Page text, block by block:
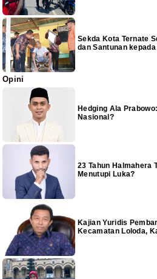
Sekda Kota Ternate
dan Santunan
Opini
Hedging Ala
Nasional?
23 Tahun Halmahera
Menutupi Luka?
Kajian Yuridis
Kecamatan Loloda,